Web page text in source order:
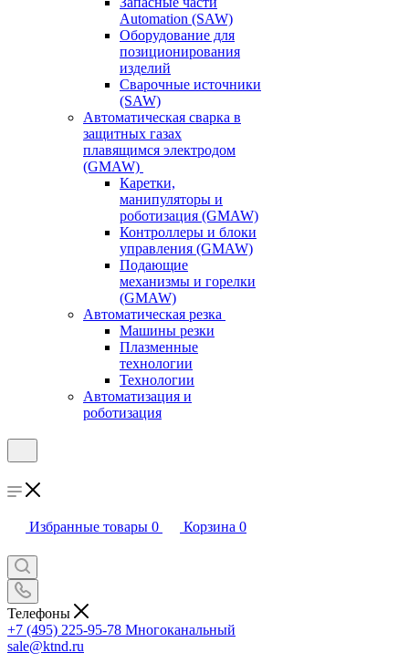
Automation (SAW)
Оборудование для
позиционирования
изделий
Сварочные источники
(SAW)
Автоматическая сварка в
защитных газах
плавящимся электродом
(GMAW)
Каретки,
манипуляторы и
роботизация (GMAW)
Контроллеры и блоки
управления (GMAW)
Подающие
механизмы и горелки
(GMAW)
Автоматическая резка
Машины резки
Плазменные
технологии
Технологии
Автоматизация и
роботизация
Избранные товары 0 Корзина 0
Телефоны
+7 (495) 225-95-78 Многоканальный
sale@ktnd.ru